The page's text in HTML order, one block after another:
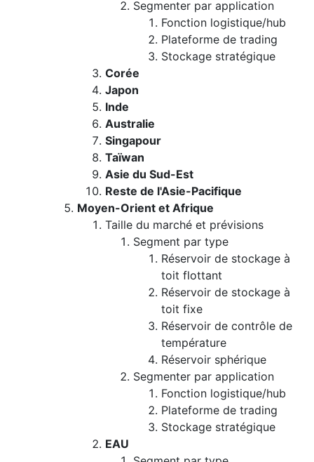
Segmenter par application
Fonction logistique/hub
Plateforme de trading
Stockage stratégique
Corée
Japon
Inde
Australie
Singapour
Taïwan
Asie du Sud-Est
Reste de l'Asie-Pacifique
Moyen-Orient et Afrique
Taille du marché et prévisions
Segment par type
Réservoir de stockage à
toit flottant
Réservoir de stockage à
toit fixe
Réservoir de contrôle de
température
Réservoir sphérique
Segmenter par application
Fonction logistique/hub
Plateforme de trading
Stockage stratégique
EAU